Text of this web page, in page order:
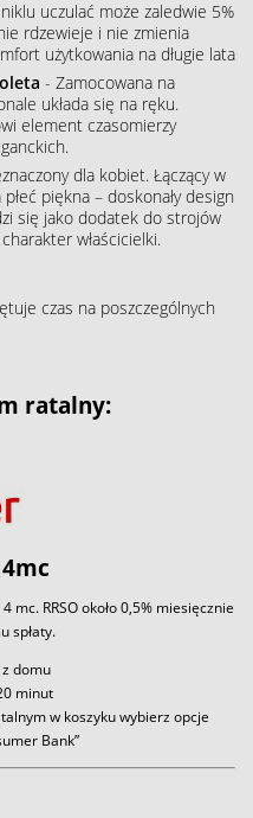
uczulać może zaledwie 5%
rdzewieje i nie zmienia
użytkowania na długie lata
- Zamocowana na
układa się na ręku.
element czasomierzy
dla kobiet. Łączący w
piękna – doskonały design
się jako dodatek do strojów
właścicielki.
czas na poszczególnych
ratalny:
mc. RRSO około 0,5% miesięcznie
spłaty.
domu
minut
w koszyku wybierz opcje
Bank”